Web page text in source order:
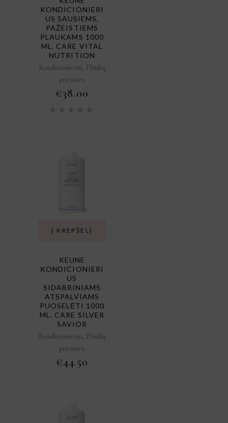
KONDICIONIERI
US SAUSIEMS,
PAŽEISTIEMS
PLAUKAMS 1000
ML. CARE VITAL
NUTRITION
Kondicionieriai, Plaukų
priežiūra
€38.00
Į KREPŠELĮ
KEUNE
KONDICIONIERI
US
SIDABRINIAMS
ATSPALVIAMS
PUOSELĖTI 1000
ML. CARE SILVER
SAVIOR
Kondicionieriai, Plaukų
priežiūra
€44.50